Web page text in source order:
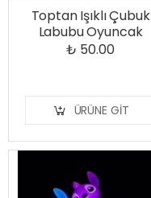
Toptan Işıklı Çubuk
Labubu Oyuncak
₺ 50.00
ÜRÜNE GIT